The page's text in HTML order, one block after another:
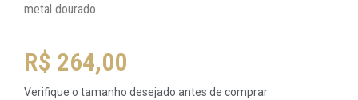
metal dourado.
R$ 264,00
Verifique o tamanho desejado antes de comprar